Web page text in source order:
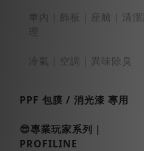
車內｜飾板｜座艙｜清潔
理
冷氣｜空調｜異味除臭
PPF 包膜 / 消光漆 專用
😎專業玩家系列｜
PROFILINE